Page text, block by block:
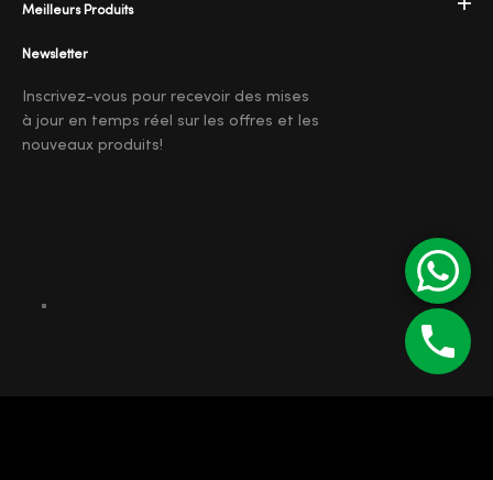
Meilleurs Produits
Newsletter
Inscrivez-vous pour recevoir des mises
à jour en temps réel sur les offres et les
nouveaux produits!